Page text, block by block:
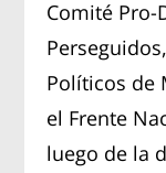
Comité Pro-
Políticos de
el Frente
luego de la